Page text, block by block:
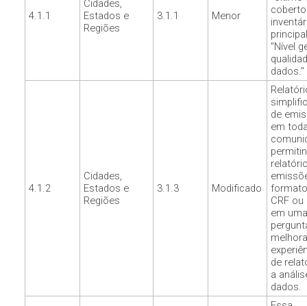
4.1.1
Cidades,
Estados e
Regiões
3.1.1 Menor
"Nível
dados."
4.1.2
Cidades,
Estados e
Regiões
3.1.3 Modificado
de
em
CRF ou
em
de
a
dados.